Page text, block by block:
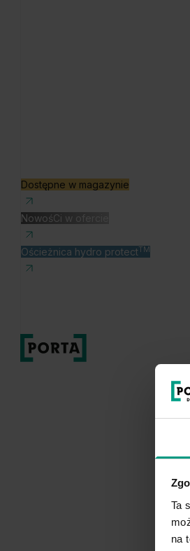
Ta
na
Dostępne w magazynie
NowośCi w ofercie
Ościeżnica hydro protectTM